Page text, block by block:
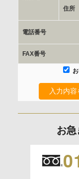
e.個人情報取り扱
当社と当該企業/団
を行います。
委託の有無
利用目的の通知
います。）に応じ
開示等のご請求
住所
電話番号
FAX番号
入力内
お